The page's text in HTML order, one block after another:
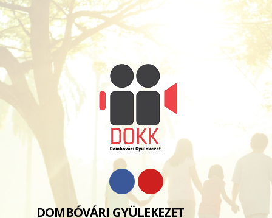
DOMBÓVÁRI GYÜLEKEZET